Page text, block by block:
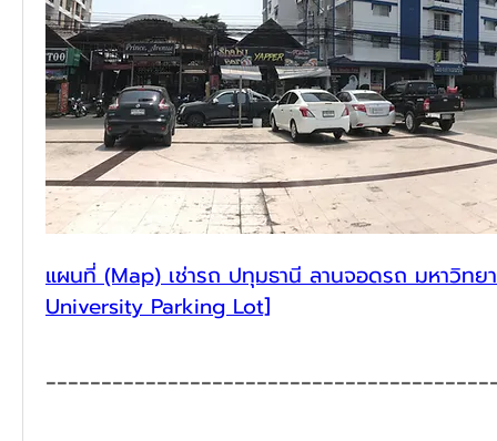
แผนที่ (Map) เช่ารถ ปทุมธานี ลานจอดรถ มหาวิท
University Parking Lot]